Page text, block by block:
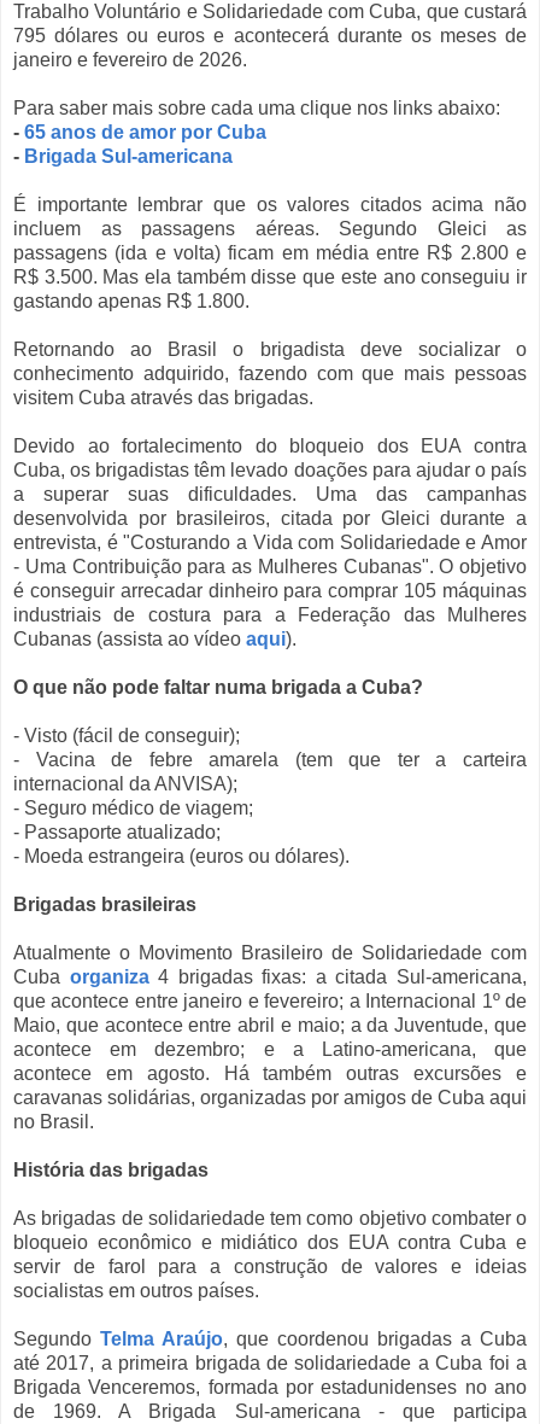
Trabalho Voluntário e Solidariedade com Cuba, que custará
795 dólares ou euros e acontecerá durante os meses de
janeiro e fevereiro de 2026.
Para saber mais sobre cada uma clique nos links abaixo:
- 65 anos de amor por Cuba
- Brigada Sul-americana
É importante lembrar que os valores citados acima não
incluem as passagens aéreas. Segundo Gleici as
passagens (ida e volta) ficam em média entre R$ 2.800 e
R$ 3.500. Mas ela também disse que este ano conseguiu ir
gastando apenas R$ 1.800.
Retornando ao Brasil o brigadista deve socializar o
conhecimento adquirido, fazendo com que mais pessoas
visitem Cuba através das brigadas.
Devido ao fortalecimento do bloqueio dos EUA contra
Cuba, os brigadistas têm levado doações para ajudar o país
a superar suas dificuldades. Uma das campanhas
desenvolvida por brasileiros, citada por Gleici durante a
entrevista, é "Costurando a Vida com Solidariedade e Amor
- Uma Contribuição para as Mulheres Cubanas". O objetivo
é conseguir arrecadar dinheiro para comprar 105 máquinas
industriais de costura para a Federação das Mulheres
Cubanas (assista ao vídeo aqui).
O que não pode faltar numa brigada a Cuba?
- Visto (fácil de conseguir);
- Vacina de febre amarela (tem que ter a carteira
internacional da ANVISA);
- Seguro médico de viagem;
- Passaporte atualizado;
- Moeda estrangeira (euros ou dólares).
Brigadas brasileiras
Atualmente o Movimento Brasileiro de Solidariedade com
Cuba organiza4 brigadas fixas: a citada Sul-americana,
que acontece entre janeiro e fevereiro; a Internacional 1º de
Maio, que acontece entre abril e maio; a da Juventude, que
acontece em dezembro; e a Latino-americana, que
acontece em agosto. Há também outras excursões e
caravanas solidárias, organizadas por amigos de Cuba aqui
no Brasil.
História das brigadas
As brigadas de solidariedade tem como objetivo combater o
bloqueio econômico e midiático dos EUA contra Cuba e
servir de farol para a construção de valores e ideias
socialistas em outros países.
Segundo Telma Araújo, que coordenou brigadas a Cuba
até 2017, a primeira brigada de solidariedade a Cuba foi a
Brigada Venceremos, formada por estadunidenses no ano
de 1969. A Brigada Sul-americana - que participa